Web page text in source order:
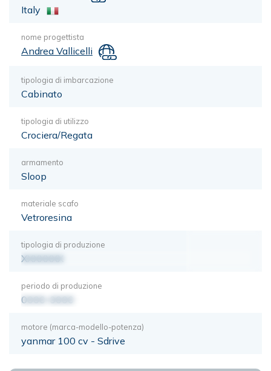
Italy
nome progettista
Andrea Vallicelli
tipologia di imbarcazione
Cabinato
tipologia di utilizzo
Crociera/Regata
armamento
Sloop
materiale scafo
Vetroresina
tipologia di produzione
XXXXXXX
periodo di produzione
0000-0000
motore (marca-modello-potenza)
yanmar 100 cv - Sdrive